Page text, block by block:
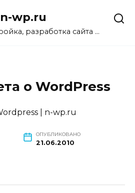
n-wp.ru
разработка сайта …
о WordPress
ОПУБЛИКОВАНО
21.06.2010